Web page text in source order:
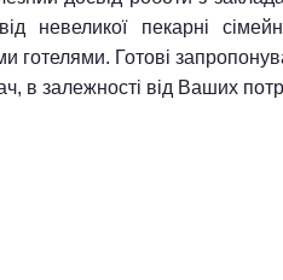
невеликої пекарні
готелями. Готові
в залежності від Ваших